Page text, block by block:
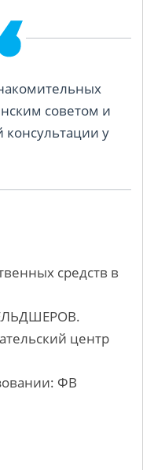
советом и
у
средств в
центр
ФВ